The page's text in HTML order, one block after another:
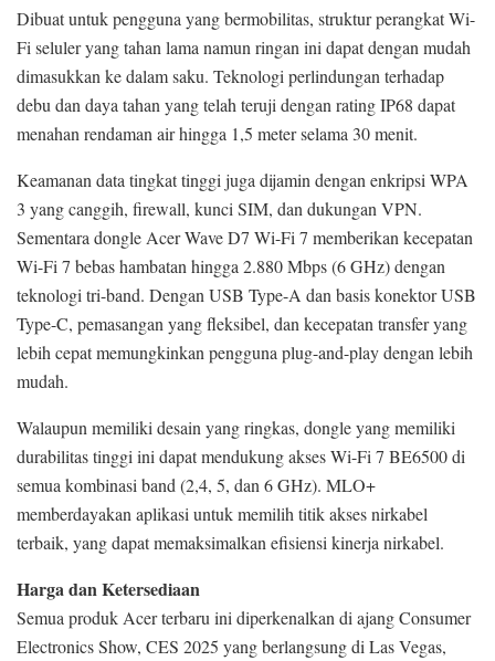
Dibuat untuk pengguna yang bermobilitas, struktur perangkat Wi-
Fi seluler yang tahan lama namun ringan ini dapat dengan mudah
dimasukkan ke dalam saku. Teknologi perlindungan terhadap
debu dan daya tahan yang telah teruji dengan rating IP68 dapat
menahan rendaman air hingga 1,5 meter selama 30 menit.
Keamanan data tingkat tinggi juga dijamin dengan enkripsi WPA
3 yang canggih, firewall, kunci SIM, dan dukungan VPN.
Sementara dongle Acer Wave D7 Wi-Fi 7 memberikan kecepatan
Wi-Fi 7 bebas hambatan hingga 2.880 Mbps (6 GHz) dengan
teknologi tri-band. Dengan USB Type-A dan basis konektor USB
Type-C, pemasangan yang fleksibel, dan kecepatan transfer yang
lebih cepat memungkinkan pengguna plug-and-play dengan lebih
mudah.
Walaupun memiliki desain yang ringkas, dongle yang memiliki
durabilitas tinggi ini dapat mendukung akses Wi-Fi 7 BE6500 di
semua kombinasi band (2,4, 5, dan 6 GHz). MLO+
memberdayakan aplikasi untuk memilih titik akses nirkabel
terbaik, yang dapat memaksimalkan efisiensi kinerja nirkabel.
Harga dan Ketersediaan
Semua produk Acer terbaru ini diperkenalkan di ajang Consumer
Electronics Show, CES 2025 yang berlangsung di Las Vegas,